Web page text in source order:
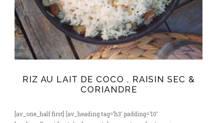
RIZ AU LAIT DE COCO , RAISIN SEC &
CORIANDRE
[av_one_half first] [av_heading tag=’h3′ padding=’10’